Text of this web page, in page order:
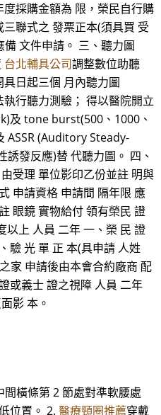
採購金額為 限，榮民自行購
聯式之 發票正本(須具買 受
文件申請。 三、聽力圖
台北輔具公司調整數位助聽
日起三個 月內聽力圖
執行聽力測驗； 得以醫院開立
及 tone burst(500、1000、
ASSR (Auditory Steady-
發反應)替 代聽力圖。 四、
受理 單位影印乙份並註 明與
申請資格 申請間 隔年限 應
眼鏡 實物給付 領有榮民 證
以上 人員 二年 一、榮 民 證
驗 光 單 正 本(具申請 人姓
家 申請後由本會合約廠商 配
或義士 證之視障 人員 二年
影 本。
橫條第 2 節處對準軟腰處
位置。 2. 醫療頸圈推薦穿戴